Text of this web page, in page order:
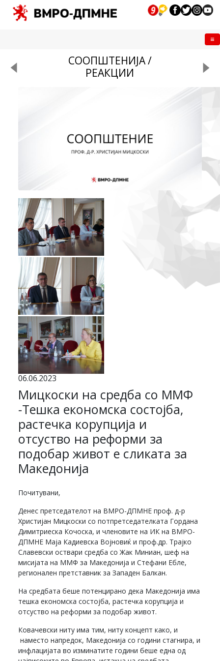
СООПШТЕНИЈА /
РЕАКЦИИ
06.06.2023
Мицкоски на средба со ММФ
-Тешка економска состојба,
растечка корупција и
отсуство на реформи за
подобар живот е сликата за
Македонија
Почитувани,
Денес претседателот на ВМРО-ДПМНЕ проф. д-р
Христијан Мицкоски со потпретседателката Гордана
Димитриеска Кочоска, и членовите на ИК на ВМРО-
ДПМНЕ Маја Кадиевска Војновиќ и проф.др. Трајко
Славевски оствари средба со Жак Миниан, шеф на
мисијата на ММФ за Македонија и Стефани Ебле,
регионален претставник за Западен Балкан.
На средбата беше потенцирано дека Македонија има
тешка економска состојба, растечка корупција и
отсуство на реформи за подобар живот.
Ковачевски ниту има тим, ниту концепт како, и
наместо напредок, Македонија со години стагнира, и
инфлацијата во изминатите години беше една од